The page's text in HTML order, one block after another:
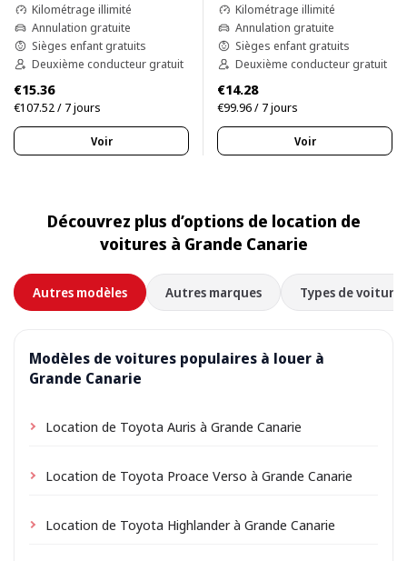
Kilométrage illimité
Annulation gratuite
Sièges enfant gratuits
Deuxième conducteur gratuit
€15.36
€107.52 / 7 jours
Voir
Kilométrage illimité
Annulation gratuite
Sièges enfant gratuits
Deuxième conducteur gratuit
€14.28
€99.96 / 7 jours
Voir
Découvrez plus d’options de location de
voitures à Grande Canarie
Autres modèles Autres marques Types de voitures
Modèles de voitures populaires à louer à
Grande Canarie
Location de Toyota Auris à Grande Canarie
Location de Toyota Proace Verso à Grande Canarie
Location de Toyota Highlander à Grande Canarie